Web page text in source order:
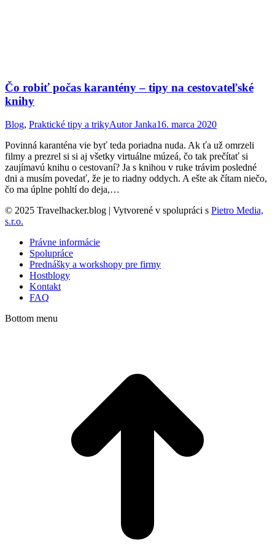
Čo robiť počas karantény – tipy na cestovateľské
knihy
Blog, Praktické tipy a trikyAutorJanka16. marca 2020
Povinná karanténa vie byť teda poriadna nuda. Ak ťa už omrzeli
filmy a prezrel si si aj všetky virtuálne múzeá, čo tak prečítať si
zaujímavú knihu o cestovaní? Ja s knihou v ruke trávim posledné
dni a musím povedať, že je to riadny oddych. A ešte ak čítam niečo,
čo ma úplne pohltí do deja,…
© 2025 Travelhacker.blog | Vytvorené v spolupráci s Pietro Media,
s.r.o.
Právne informácie
Spolupráce
Prednášky a workshopy pre firmy
Hostblogy
Kontakt
FAQ
Bottom menu